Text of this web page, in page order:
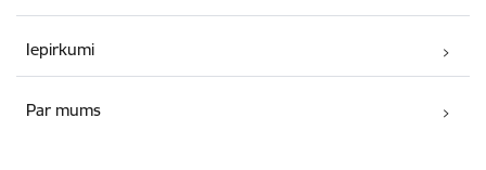
Iepirkumi
Par mums